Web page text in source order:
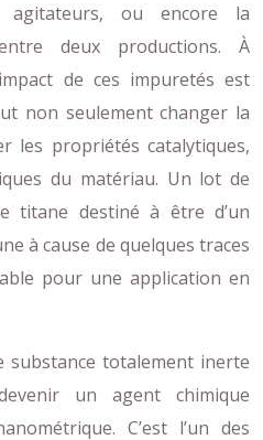
ou encore la
deux productions. À
de ces impuretés est
non seulement changer la
les propriétés catalytiques,
du matériau. Un lot de
titane destiné à être d’un
à cause de quelques traces
pour une application en
substance totalement inerte
un agent chimique
C’est l’un des